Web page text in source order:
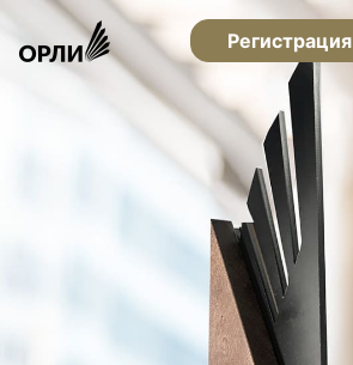
Регистрация